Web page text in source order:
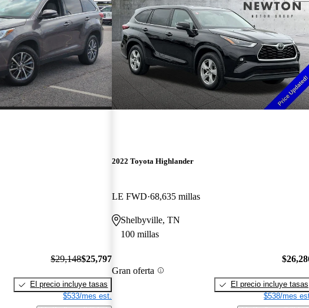
$29,148$25,797
El precio incluye tasas
$533/mes est.
2022 Toyota Highlander
LE FWD 68,635 millas
Shelbyville, TN
100 millas
Gran oferta
El precio incluye tasas
$538/mes